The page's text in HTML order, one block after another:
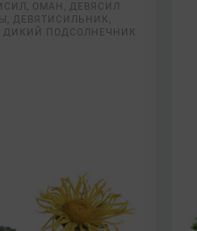
ОМАН, ДЕВЯСИЛ
ДЕВЯТИСИЛЬНИК,
ДИКИЙ ПОДСОЛНЕЧНИК